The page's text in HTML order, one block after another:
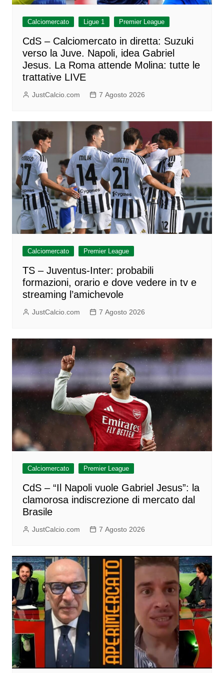
Calciomercato Ligue 1 Premier League
CdS – Calciomercato in diretta: Suzuki
verso la Juve. Napoli, idea Gabriel
Jesus. La Roma attende Molina: tutte le
trattative LIVE
JustCalcio.com 7 Agosto 2026
Calciomercato Premier League
TS – Juventus-Inter: probabili
formazioni, orario e dove vedere in tv e
streaming l’amichevole
JustCalcio.com 7 Agosto 2026
Calciomercato Premier League
CdS – “Il Napoli vuole Gabriel Jesus”: la
clamorosa indiscrezione di mercato dal
Brasile
JustCalcio.com 7 Agosto 2026